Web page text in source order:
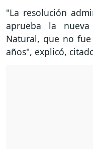
"La resolución
aprueba la
Natural, que no
años", explicó,